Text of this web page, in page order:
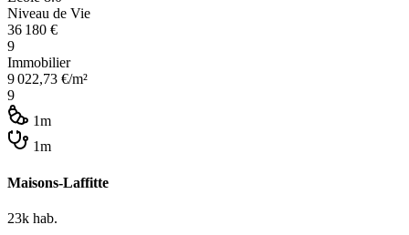
Niveau de Vie
36 180 €
9
Immobilier
9 022,73 €/m²
9
1m
1m
Maisons-Laffitte
23k hab.